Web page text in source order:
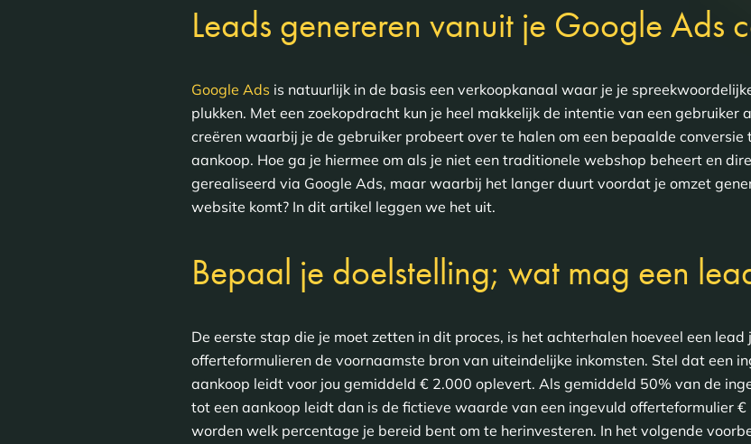
Leads genereren vanuit je Google Ads
Google Ads is natuurlijk in de basis een verkoopkanaal waar je je
plukken. Met een zoekopdracht kun je heel makkelijk de intentie van een gebruiker
creëren waarbij je de gebruiker probeert over te halen om een bepaalde conversie
aankoop. Hoe ga je hiermee om als je niet een traditionele webshop beheert en
gerealiseerd via Google Ads, maar waarbij het langer duurt voordat je omzet
website komt? In dit artikel leggen we het uit.
Bepaal je doelstelling; wat mag een
De eerste stap die je moet zetten in dit proces, is het achterhalen hoeveel een
offerteformulieren de voornaamste bron van uiteindelijke inkomsten. Stel dat een
aankoop leidt voor jou gemiddeld € 2.000 oplevert. Als gemiddeld 50% van de
tot een aankoop leidt dan is de fictieve waarde van een ingevuld offerteformulier
worden welk percentage je bereid bent om te herinvesteren. In het volgende